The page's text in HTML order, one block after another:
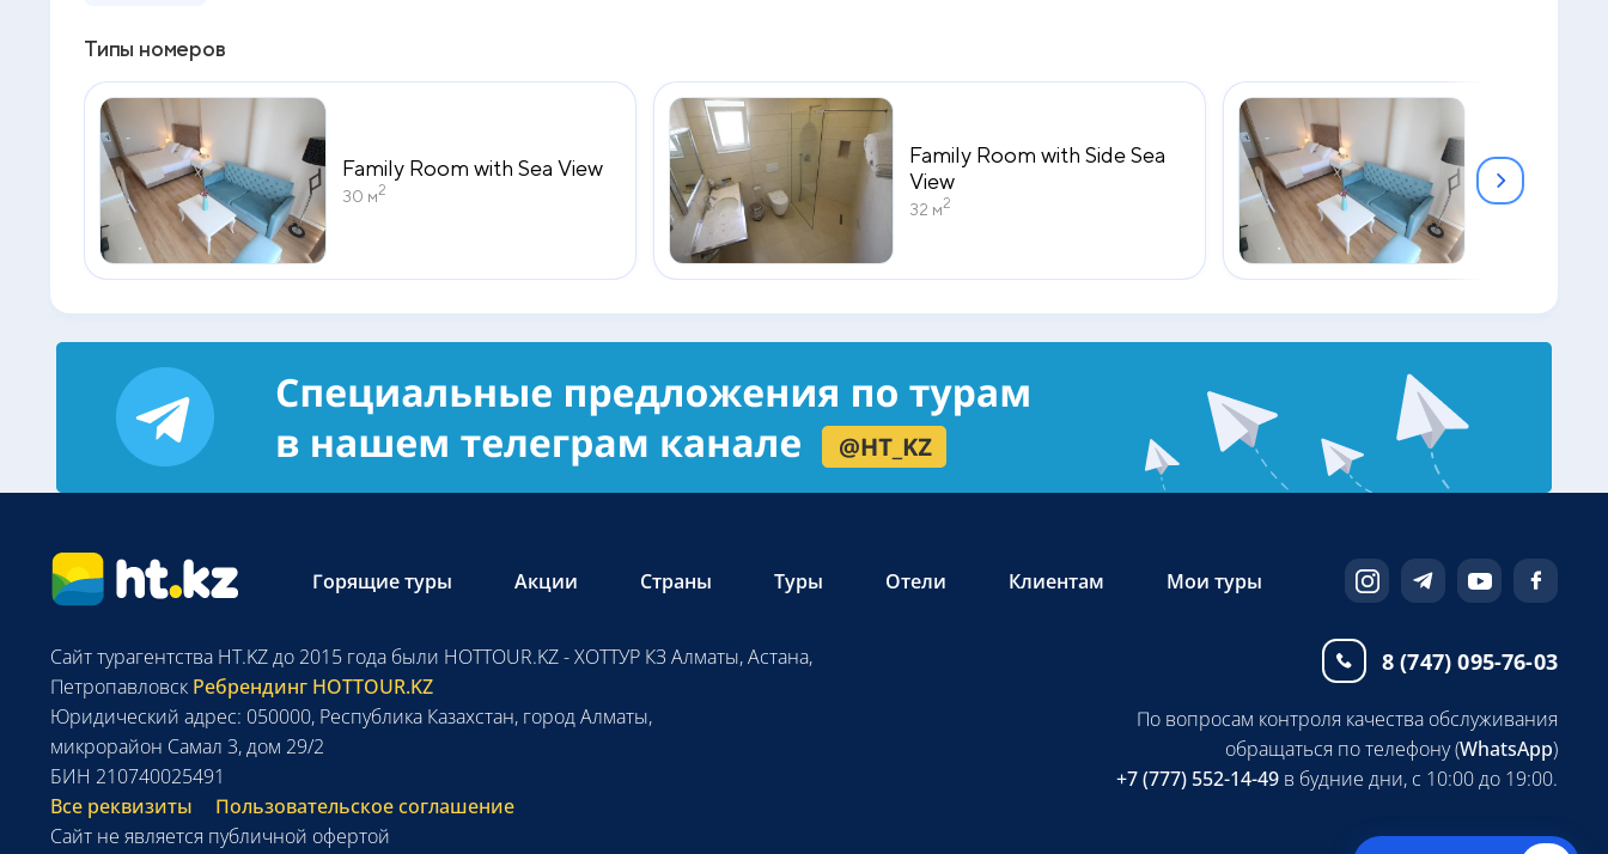
Типы номеров
Family Room with Sea View
30 м2
Family Room with Side Sea
View
32 м2
Triple Room
28 м2
Горящие туры Акции Страны Туры Отели Клиентам Мои туры
8 (747) 095-76-03
Сайт турагентства HT.KZ до 2015 года были HOTTOUR.KZ - ХОТТУР КЗ Алматы, Астана,
Петропавловск Ребрендинг HOTTOUR.KZ
Юридический адрес: 050000, Республика Казахстан, город Алматы,
микрорайон Самал 3, дом 29/2
БИН 210740025491
Все реквизиты
Пользовательское соглашение
Сайт не является публичной офертой
По вопросам контроля качества обслуживания
обращаться по телефону (WhatsApp)
+7 (777) 552-14-49 в будние дни, с 10:00 до 19:00.